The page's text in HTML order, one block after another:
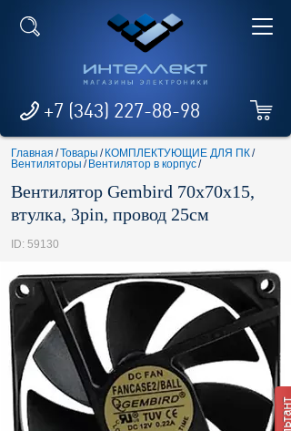
+7 (343) 227-88-98
Главная /Товары / КОМПЛЕКТУЮЩИЕ ДЛЯ ПК/
Вентиляторы / Вентилятор в корпус/
Вентилятор Gembird 70х70х15,
втулка, 3pin, провод 25см
ID: 59130